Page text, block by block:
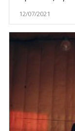
12/07/2021